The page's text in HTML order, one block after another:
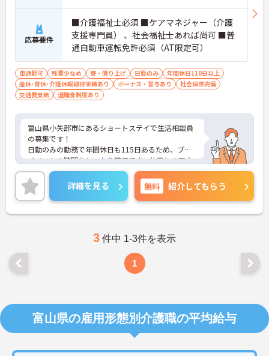
応募要件
■介護福祉士必須 ■ケアマネジャー（介護
支援専門員） 、社会福祉士あれば尚可 ■普
通自動車運転免許必須（AT限定可）
車通勤可 残業少なめ 寮・借り上げ 日勤のみ
年間休日110日以上
産休･育休･介護休暇取得実績あり
ボーナス・賞与あり
社会保険完備
交通費支給
退職金制度あり
富山県小矢部市にあるショートステイで生活相談員
の募集です！
日勤のみの勤務で年間休日も115日あるため、プラ
イベートの時間をしっかり確保でき、仕事との両立
がしやすい職場です◎
また、昇給と賞与実績があり、あなたの頑張りがし
っかり評価され、やりがいを持ってお仕事ができま
す！
ご興味ある方は面接ポイントをお伝えしますので、
詳細を見る 無料 紹介してもらう
3 件中 1-3件を表示
1
富山県の雇用形態別介護職の平均給与